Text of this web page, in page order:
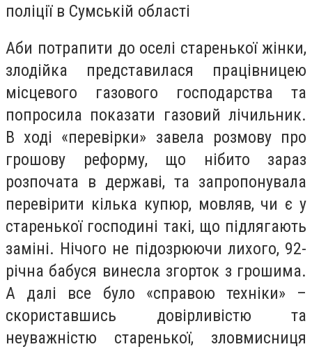
поліції в Сумській області
Аби потрапити до оселі старенької жінки,
злодійка представилася працівницею
місцевого газового господарства та
попросила показати газовий лічильник.
В ході «перевірки» завела розмову про
грошову реформу, що нібито зараз
розпочата в державі, та запропонувала
перевірити кілька купюр, мовляв, чи є у
старенької господині такі, що підлягають
заміні. Нічого не підозрюючи лихого, 92-
річна бабуся винесла згорток з грошима.
А далі все було «справою техніки» –
скориставшись довірливістю та
неуважністю старенької, зловмисниця